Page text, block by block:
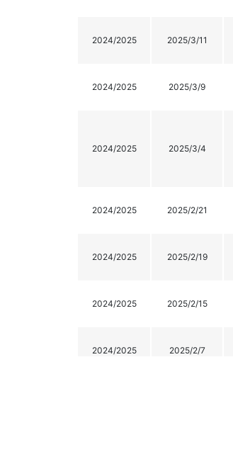
2024/2025 2025/3/11
2024/2025 2025/3/9
2024/2025 2025/3/4
2024/2025 2025/2/21
2024/2025 2025/2/19
2024/2025 2025/2/15
2024/2025 2025/2/7